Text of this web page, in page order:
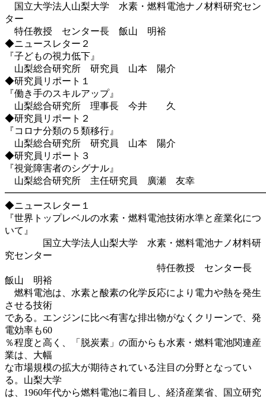
国立大学法人山梨大学 水素・燃料電池ナノ材料研究セン
ター
特任教授 センター長 飯山 明裕
◆ニュースレター２
『子どもの視力低下』
山梨総合研究所 研究員 山本 陽介
◆研究員リポート１
『働き手のスキルアップ』
山梨総合研究所 理事長 今井 久
◆研究員リポート２
『コロナ分類の５類移行』
山梨総合研究所 研究員 山本 陽介
◆研究員リポート３
『視覚障害者のシグナル』
山梨総合研究所 主任研究員 廣瀬 友幸
◆ニュースレター１
『世界トップレベルの水素・燃料電池技術水準と産業化につ
いて』
国立大学法人山梨大学 水素・燃料電池ナノ材料研
究センター
特任教授 センター長
飯山 明裕
燃料電池は、水素と酸素の化学反応により電力や熱を発生
させる技術
である。エンジンに比べ有害な排出物がなくクリーンで、発
電効率も60
％程度と高く、「脱炭素」の面からも水素・燃料電池関連産
業は、大幅
な市場規模の拡大が期待されている注目の分野となってい
る。山梨大学
は、1960年代から燃料電池に着目し、経済産業省、国立研究